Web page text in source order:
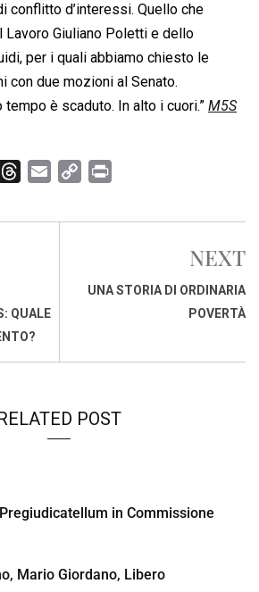
conflitto d’interessi. Quello che
Lavoro Giuliano Poletti e dello
per i quali abbiamo chiesto le
con due mozioni al Senato.
è scaduto. In alto i cuori.” M5S
r
s
a
p
i
QUALE
NEXT
UNA STORIA DI ORDINARIA
POVERTÀ
POST
in Commissione
Mario Giordano, Libero